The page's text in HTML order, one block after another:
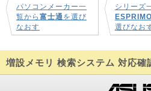
パソコンメーカー一
覧から 富士通 を選び
なおす
シリーズ
選びなお
増設メモリ 検索システム 対応確